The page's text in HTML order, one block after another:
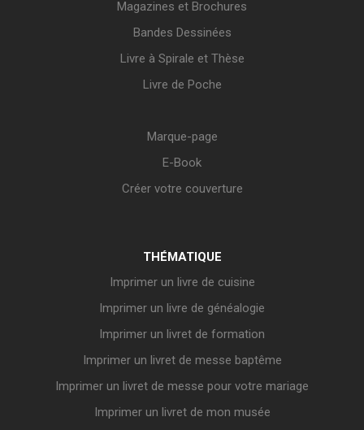
Magazines et Brochures
Bandes Dessinées
Livre à Spirale et Thèse
Livre de Poche
Marque-page
E-Book
Créer votre couverture
THÉMATIQUE
Imprimer un livre de cuisine
Imprimer un livre de généalogie
Imprimer un livret de formation
Imprimer un livret de messe baptême
Imprimer un livret de messe pour votre mariage
Imprimer un livret de mon musée